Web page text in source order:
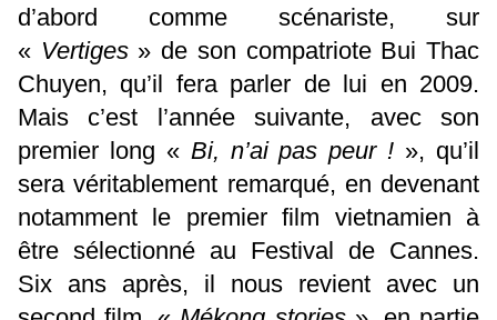
d’abord comme scénariste, sur
« Vertiges » de son compatriote Bui Thac
Chuyen, qu’il fera parler de lui en 2009.
Mais c’est l’année suivante, avec son
premier long « Bi, n’ai pas peur ! », qu’il
sera véritablement remarqué, en devenant
notamment le premier film vietnamien à
être sélectionné au Festival de Cannes.
Six ans après, il nous revient avec un